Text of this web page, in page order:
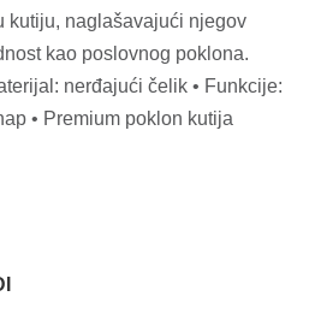
kutiju, naglašavajući njegov
kao poslovnog poklona.
nerđajući čelik • Funkcije:
• Premium poklon kutija